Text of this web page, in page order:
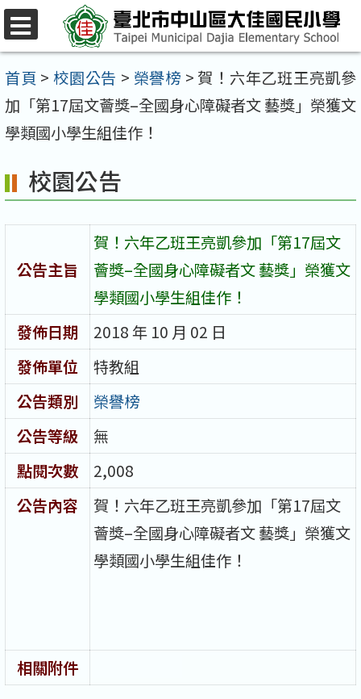
跳
至
主
要
內
區
首頁 > 校園公告 > 榮譽榜 > 賀！六年乙班王亮凱參
加「第17屆文薈獎–全國身心障礙者文 藝獎」榮獲文
學類國小學生組佳作！
校園公告
公告主旨
賀！六年乙班王亮凱參加「第17屆文
薈獎–全國身心障礙者文 藝獎」榮獲文
學類國小學生組佳作！
發佈日期
2018 年 10 月 02 日
發佈單位
特教組
公告類別
榮譽榜
公告等級
無
點閱次數
2,008
公告內容
賀！六年乙班王亮凱參加「第17屆文
薈獎–全國身心障礙者文 藝獎」榮獲文
學類國小學生組佳作！
相關附件
選
單